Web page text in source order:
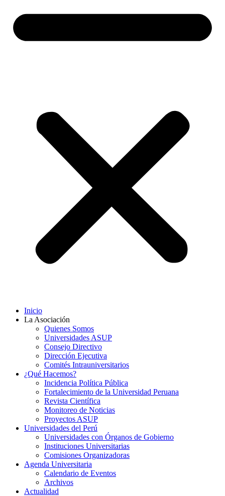
Inicio
La Asociación
Quienes Somos
Universidades ASUP
Consejo Directivo
Dirección Ejecutiva
Comités Intrauniversitarios
¿Qué Hacemos?
Incidencia Política Pública
Fortalecimiento de la Universidad Peruana
Revista Científica
Monitoreo de Noticias
Proyectos ASUP
Universidades del Perú
Universidades con Órganos de Gobierno
Instituciones Universitarias
Comisiones Organizadoras
Agenda Universitaria
Calendario de Eventos
Archivos
Actualidad